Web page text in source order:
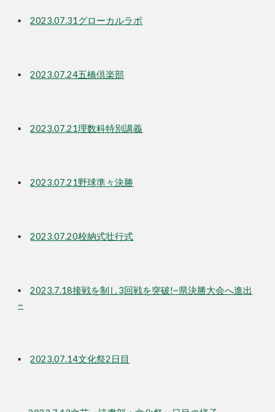
▪2023.07.31グローカルラボ
▪2023.07.24五橋倶楽部
▪2023.07.21理数科特別講義
▪2023.07.21野球準々決勝
▪2023.07.20校納式壮行式
▪2023.7.18接戦を制し3回戦を突破!~県決勝大会へ進出
~
▪2023.07.14文化祭2日目